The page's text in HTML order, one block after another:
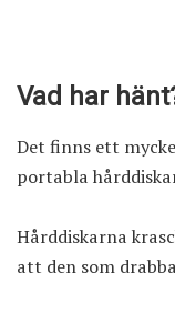
Vad har
Det finns ett
portabla
Hårddiskarna
att den som